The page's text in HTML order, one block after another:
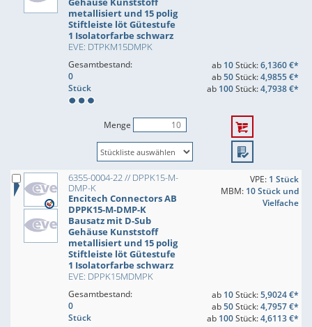
metallisiert und 15 polig
Stiftleiste löt Gütestufe
1 Isolatorfarbe schwarz
EVE: DTPKM15DMPK
Gesamtbestand:
0
Stück
ab 10Stück:6,1360 €*
ab50Stück:4,9855 €*
ab 100Stück:4,7938 €*
Menge
6355-0004-22 // DPPK15-M-
DMP-K
Encitech Connectors AB
DPPK15-M-DMP-K
Bausatz mit D-Sub
Gehäuse Kunststoff
metallisiert und 15 polig
Stiftleiste löt Gütestufe
1 Isolatorfarbe schwarz
EVE: DPPK15MDMPK
VPE: 1 Stück
MBM: 10 Stück und
Vielfache
Gesamtbestand:
0
Stück
ab 10Stück:5,9024 €*
ab50Stück:4,7957 €*
ab 100Stück:4,6113 €*